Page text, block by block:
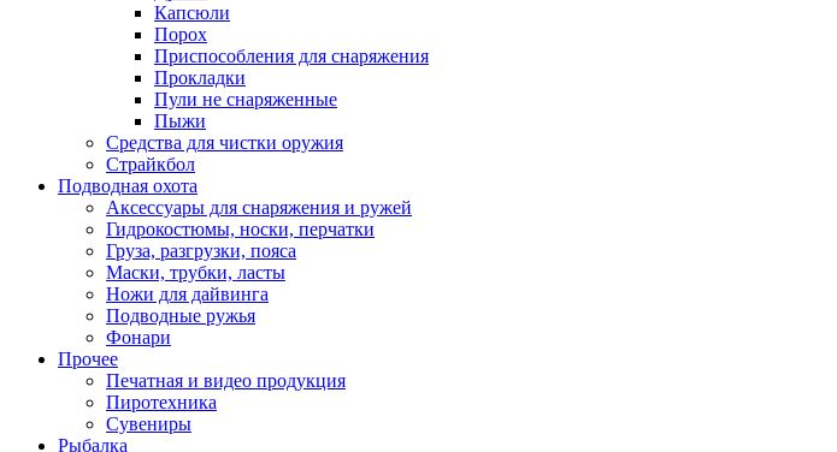
Капсюли
Порох
Приспособления для снаряжения
Прокладки
Пули не снаряженные
Пыжи
Средства для чистки оружия
Страйкбол
Подводная охота
Аксессуары для снаряжения и ружей
Гидрокостюмы, носки, перчатки
Груза, разгрузки, пояса
Маски, трубки, ласты
Ножи для дайвинга
Подводные ружья
Фонари
Прочее
Печатная и видео продукция
Пиротехника
Сувениры
Рыбалка